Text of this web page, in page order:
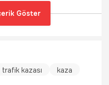
Göster
trafik kazası
kaza